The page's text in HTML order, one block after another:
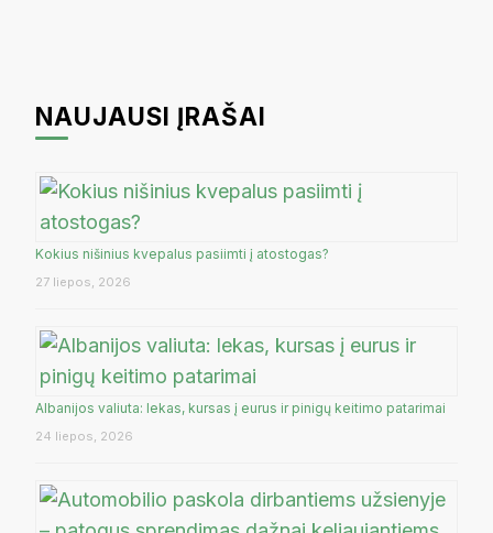
NAUJAUSI ĮRAŠAI
Kokius nišinius kvepalus pasiimti į atostogas?
27 liepos, 2026
Albanijos valiuta: lekas, kursas į eurus ir pinigų keitimo patarimai
24 liepos, 2026